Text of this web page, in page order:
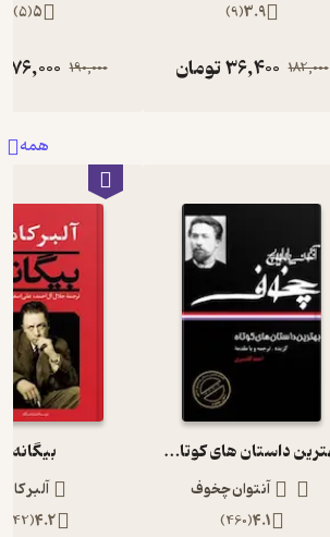
3.9
(
9
)
182,000
36,400تومان
5
(
5
)
190,000
76,000
همه
بهترین داستان های کوتاه چخوف
آنتوان چخوف
4.1
(
460
)
بیگانه
آلبر
4.2
(
442